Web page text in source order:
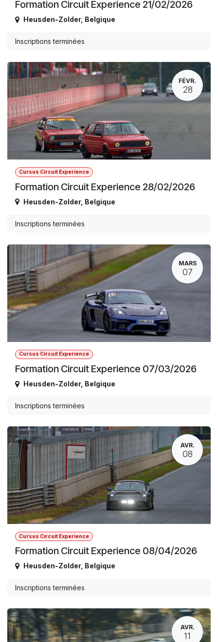
Formation Circuit Experience 21/02/2026
Heusden-Zolder, Belgique
Inscriptions terminées
FÉVR.
28
Cursus Circuit Experience
Formation Circuit Experience 28/02/2026
Heusden-Zolder, Belgique
Inscriptions terminées
MARS
07
Cursus Circuit Experience
Formation Circuit Experience 07/03/2026
Heusden-Zolder, Belgique
Inscriptions terminées
AVR.
08
Cursus Circuit Experience
Formation Circuit Experience 08/04/2026
Heusden-Zolder, Belgique
Inscriptions terminées
AVR.
11